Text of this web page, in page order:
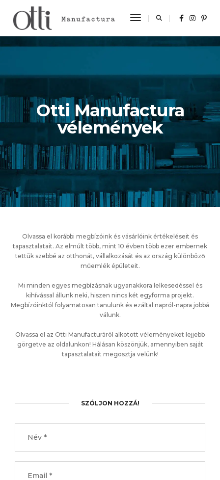
Toggle Navigation
Otti Manufactura
vélemények
Olvassa el korábbi megbízóink és vásárlóink értékeléseit és
tapasztalatait. Az elmúlt több, mint 10 évben több ezer embernek
tettük szebbé az otthonát, vállalkozását és az ország különböző
műemlék épületeit.
Mi minden egyes megbízásnak ugyanakkora lelkesedéssel és
kihívással állunk neki, hiszen nincs két egyforma projekt.
Megbízóinktól folyamatosan tanulunk és ezáltal napról-napra jobbá
válunk.
Olvassa el az Otti Manufacturáról alkotott véleményeket lejjebb
görgetve az oldalunkon! Hálásan köszönjük, amennyiben saját
tapasztalatait megosztja velünk!
SZÓLJON HOZZÁ!